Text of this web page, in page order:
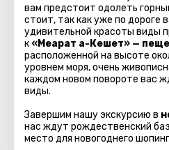
вам предстоит одолеть
стоит, так как уже по дороге
удивительной красоты виды
к «Меарат а-Кешет» —
расположенной на высоте
уровнем моря, очень
каждом новом повороте вас
виды.
Завершим нашу экскурсию в
нас ждут рождественский
место для новогоднего